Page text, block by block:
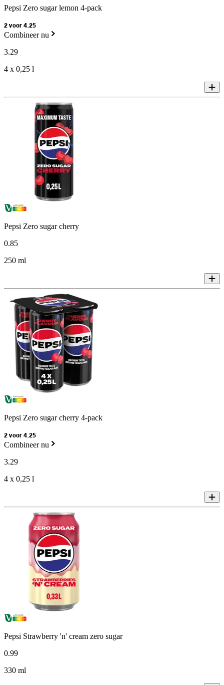
Pepsi Zero sugar lemon 4-pack
2 voor 4.25
Combineer nu
3.29
4 x 0,25 l
Pepsi Zero sugar cherry
0.85
250 ml
Pepsi Zero sugar cherry 4-pack
2 voor 4.25
Combineer nu
3.29
4 x 0,25 l
Pepsi Strawberry 'n' cream zero sugar
0.99
330 ml